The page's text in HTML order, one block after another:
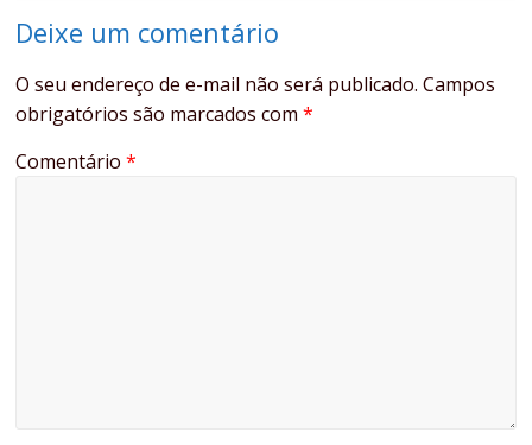
Deixe um comentário
O seu endereço de e-mail não será publicado. Campos
obrigatórios são marcados com*
Comentário*